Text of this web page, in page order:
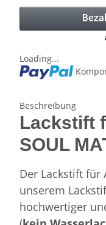
Loading...
Beschreibung
Lackstift
SOUL
Der Lackstift für
unserem
hochwertiger